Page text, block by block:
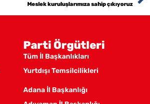
Meslek kuruluşlarımıza sahip çıkıyoruz
Parti Örgütleri
Tüm İl Başkanlıkları
Yurtdışı Temsilcilikleri
Adana İl Başkanlığı